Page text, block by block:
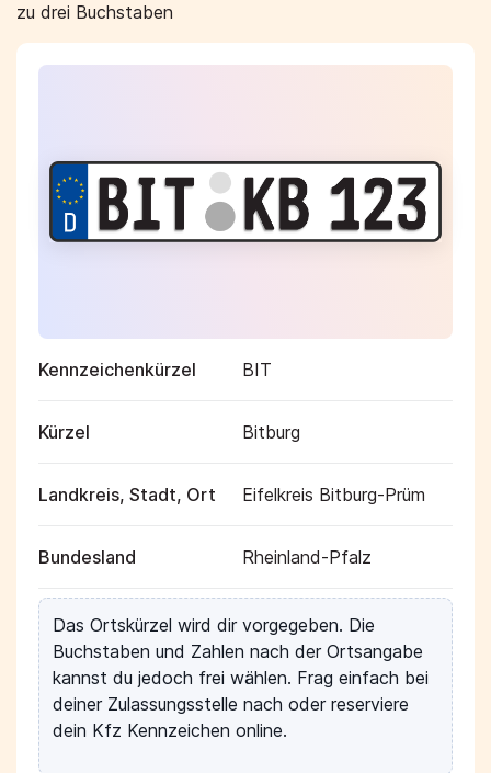
zu drei Buchstaben
Kennzeichenkürzel BIT
Kürzel Bitburg
Landkreis, Stadt, Ort Eifelkreis Bitburg-Prüm
Bundesland Rheinland-Pfalz
Das Ortskürzel wird dir vorgegeben. Die
Buchstaben und Zahlen nach der Ortsangabe
kannst du jedoch frei wählen. Frag einfach bei
deiner Zulassungsstelle nach oder reserviere
dein Kfz Kennzeichen online.